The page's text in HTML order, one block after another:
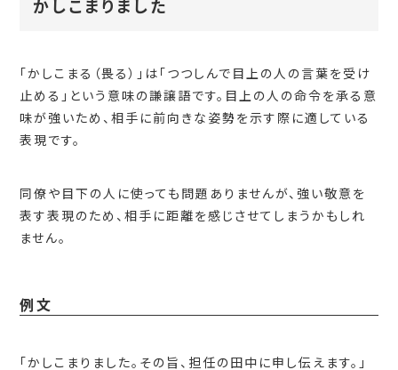
かしこまりました
「かしこまる（畏る）」は「つつしんで目上の人の言葉を受け
止める」という意味の謙譲語です。目上の人の命令を承る意
味が強いため、相手に前向きな姿勢を示す際に適している
表現です。
同僚や目下の人に使っても問題ありませんが、強い敬意を
表す表現のため、相手に距離を感じさせてしまうかもしれ
ません。
例文
「かしこまりました。その旨、担任の田中に申し伝えます。」